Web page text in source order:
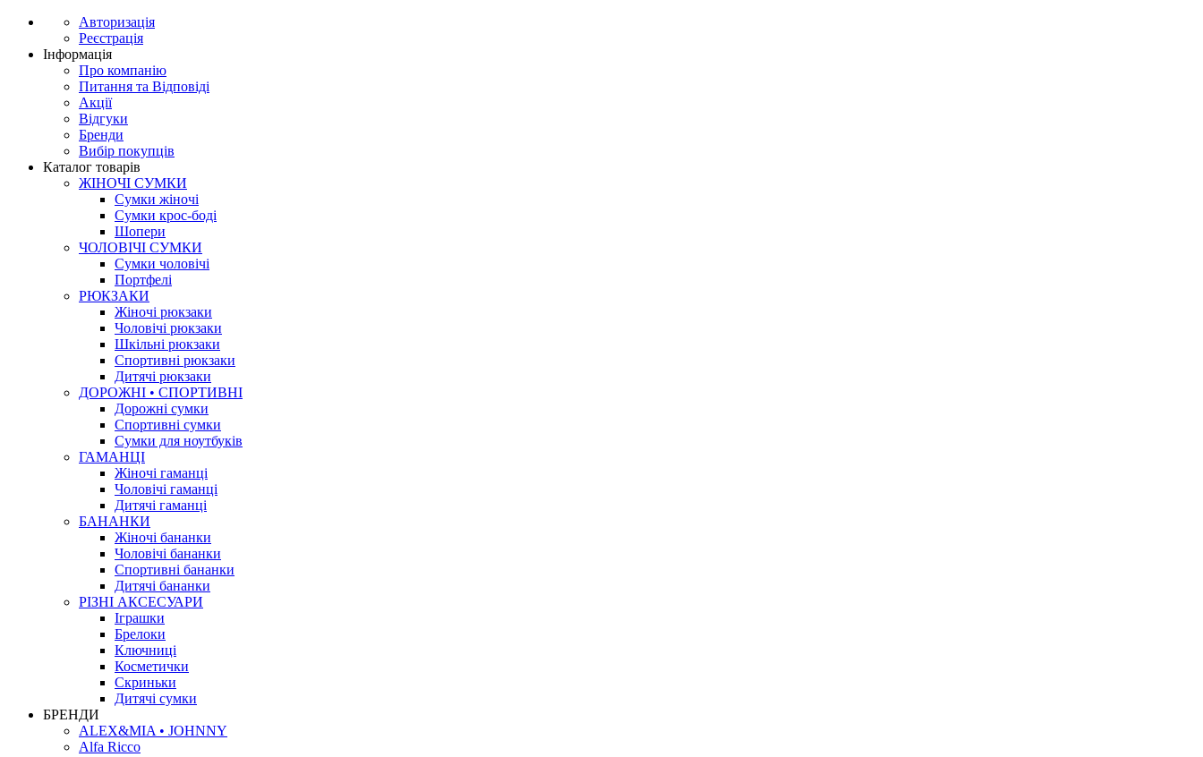
Авторизація
Реєстрація
Інформація
Про компанію
Питання та Відповіді
Акції
Відгуки
Бренди
Вибір покупців
Каталог товарів
ЖІНОЧІ СУМКИ
Сумки жіночі
Сумки крос-боді
Шопери
ЧОЛОВІЧІ СУМКИ
Сумки чоловічі
Портфелі
РЮКЗАКИ
Жіночі рюкзаки
Чоловічі рюкзаки
Шкільні рюкзаки
Спортивні рюкзаки
Дитячі рюкзаки
ДОРОЖНІ • СПОРТИВНІ
Дорожні сумки
Спортивні сумки
Сумки для ноутбуків
ГАМАНЦІ
Жіночі гаманці
Чоловічі гаманці
Дитячі гаманці
БАНАНКИ
Жіночі бананки
Чоловічі бананки
Спортивні бананки
Дитячі бананки
РІЗНІ АКСЕСУАРИ
Іграшки
Брелоки
Ключниці
Косметички
Скриньки
Дитячі сумки
БРЕНДИ
ALEX&MIA • JOHNNY
Alfa Ricco